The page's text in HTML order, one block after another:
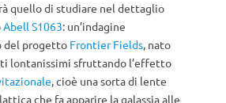
quello di studiare nel dettaglio
Abell S1063: un’indagine
del progetto Frontier Fields, nato
lontanissimi sfruttando l’effetto
, cioè una sorta di lente
che fa apparire la galassia alle